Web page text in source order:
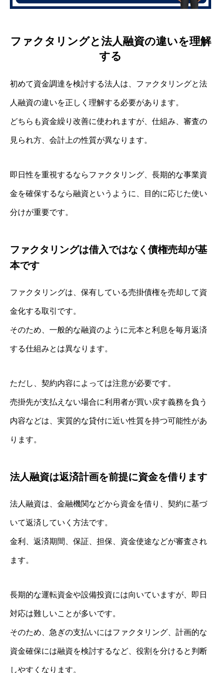
ファクタリングと法人融資の違いを理解
する
初めて資金調達を検討する法人は、ファクタリングと法
人融資の違いを正しく理解する必要があります。
どちらも資金繰り改善に使われますが、仕組み、審査の
見られ方、会計上の性質が異なります。
即日性を重視するならファクタリング、長期的な事業資
金を確保するなら融資というように、目的に応じた使い
分けが重要です。
ファクタリングは借入ではなく債権売却が基
本です
ファクタリングは、保有している売掛債権を売却して資
金化する取引です。
そのため、一般的な融資のように元本と利息を毎月返済
する仕組みとは異なります。
ただし、契約内容によっては注意が必要です。
売掛先が支払えない場合に利用者が買い戻す義務を負う
内容などは、実質的な貸付に近い性質を持つ可能性があ
ります。
法人融資は返済計画を前提に資金を借ります
法人融資は、金融機関などから資金を借り、契約に基づ
いて返済していく方法です。
金利、返済期間、保証、担保、資金使途などが審査され
ます。
長期的な運転資金や設備投資には向いていますが、即日
対応は難しいことが多いです。
そのため、急ぎの支払いにはファクタリング、計画的な
資金確保には融資を検討するなど、役割を分けると判断
しやすくなります。